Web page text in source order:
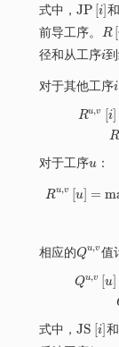
式中，JP [i]
JPi 和
前导工序。 R [
Ri
径和从工序i
i
对于其他工序i
i
Ru,v [i]
R
m
对于工序u
u：
Ru,v [u] = m
Ru v =m ax RJP
相应的Qu,v
Qu ,v 值
Qu,v [u]
式中，JS [i]
JSi 和